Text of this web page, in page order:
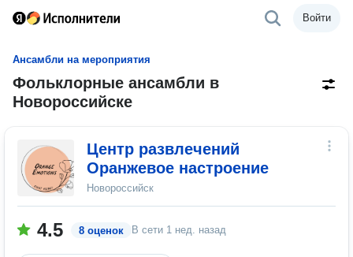
Войти
Ансамбли на мероприятия
Фольклорные ансамбли в
Новороссийске
Центр развлечений
Оранжевое настроение
Новороссийск
4.5 8 оценок В сети 1 нед. назад